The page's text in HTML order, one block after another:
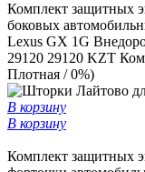
Комплект защитных
боковых
Lexus GX 1G
29120 29120 KZT
Плотная / 0%)
В корзину
В корзину
Комплект защитных